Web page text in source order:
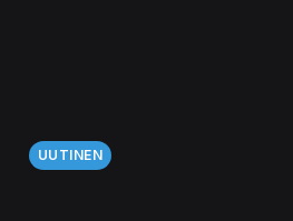
UUTINEN